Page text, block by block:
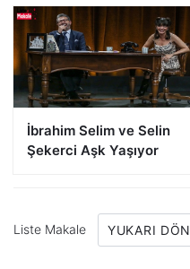
İbrahim Selim ve Selin
Şekerci Aşk Yaşıyor
Liste Makale YUKARI DÖN